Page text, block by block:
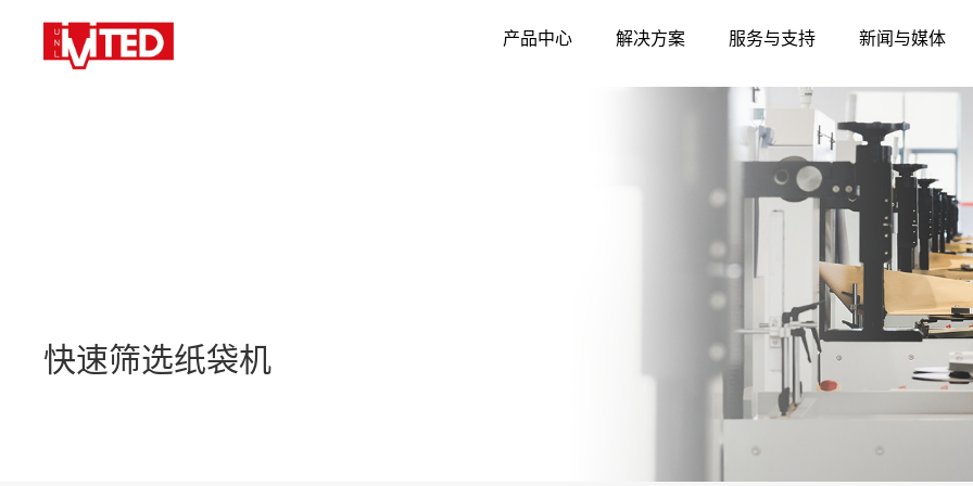
产品中心 解决方案 服务与支持 新闻与媒体
快速筛选纸袋机